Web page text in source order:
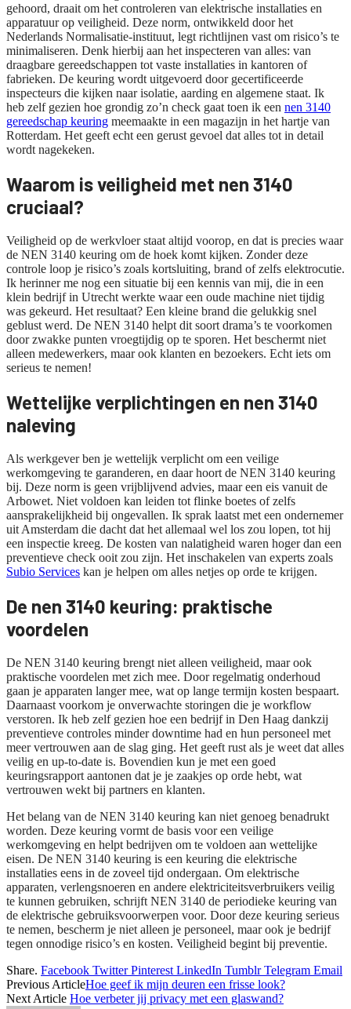
gehoord, draait om het controleren van elektrische installaties en
apparatuur op veiligheid. Deze norm, ontwikkeld door het
Nederlands Normalisatie-instituut, legt richtlijnen vast om risico’s te
minimaliseren. Denk hierbij aan het inspecteren van alles: van
draagbare gereedschappen tot vaste installaties in kantoren of
fabrieken. De keuring wordt uitgevoerd door gecertificeerde
inspecteurs die kijken naar isolatie, aarding en algemene staat. Ik
heb zelf gezien hoe grondig zo’n check gaat toen ik een nen 3140
gereedschap keuring meemaakte in een magazijn in het hartje van
Rotterdam. Het geeft echt een gerust gevoel dat alles tot in detail
wordt nagekeken.
Waarom is veiligheid met nen 3140
cruciaal?
Veiligheid op de werkvloer staat altijd voorop, en dat is precies waar
de NEN 3140 keuring om de hoek komt kijken. Zonder deze
controle loop je risico’s zoals kortsluiting, brand of zelfs elektrocutie.
Ik herinner me nog een situatie bij een kennis van mij, die in een
klein bedrijf in Utrecht werkte waar een oude machine niet tijdig
was gekeurd. Het resultaat? Een kleine brand die gelukkig snel
geblust werd. De NEN 3140 helpt dit soort drama’s te voorkomen
door zwakke punten vroegtijdig op te sporen. Het beschermt niet
alleen medewerkers, maar ook klanten en bezoekers. Echt iets om
serieus te nemen!
Wettelijke verplichtingen en nen 3140
naleving
Als werkgever ben je wettelijk verplicht om een veilige
werkomgeving te garanderen, en daar hoort de NEN 3140 keuring
bij. Deze norm is geen vrijblijvend advies, maar een eis vanuit de
Arbowet. Niet voldoen kan leiden tot flinke boetes of zelfs
aansprakelijkheid bij ongevallen. Ik sprak laatst met een ondernemer
uit Amsterdam die dacht dat het allemaal wel los zou lopen, tot hij
een inspectie kreeg. De kosten van nalatigheid waren hoger dan een
preventieve check ooit zou zijn. Het inschakelen van experts zoals
Subio Services kan je helpen om alles netjes op orde te krijgen.
De nen 3140 keuring: praktische
voordelen
De NEN 3140 keuring brengt niet alleen veiligheid, maar ook
praktische voordelen met zich mee. Door regelmatig onderhoud
gaan je apparaten langer mee, wat op lange termijn kosten bespaart.
Daarnaast voorkom je onverwachte storingen die je workflow
verstoren. Ik heb zelf gezien hoe een bedrijf in Den Haag dankzij
preventieve controles minder downtime had en hun personeel met
meer vertrouwen aan de slag ging. Het geeft rust als je weet dat alles
veilig en up-to-date is. Bovendien kun je met een goed
keuringsrapport aantonen dat je je zaakjes op orde hebt, wat
vertrouwen wekt bij partners en klanten.
Het belang van de NEN 3140 keuring kan niet genoeg benadrukt
worden. Deze keuring vormt de basis voor een veilige
werkomgeving en helpt bedrijven om te voldoen aan wettelijke
eisen. De NEN 3140 keuring is een keuring die elektrische
installaties eens in de zoveel tijd ondergaan. Om elektrische
apparaten, verlengsnoeren en andere elektriciteitsverbruikers veilig
te kunnen gebruiken, schrijft NEN 3140 de periodieke keuring van
de elektrische gebruiksvoorwerpen voor. Door deze keuring serieus
te nemen, bescherm je niet alleen je personeel, maar ook je bedrijf
tegen onnodige risico’s en kosten. Veiligheid begint bij preventie.
Share. Facebook Twitter Pinterest LinkedIn Tumblr Telegram Email
Previous ArticleHoe geef ik mijn deuren een frisse look?
Next Article Hoe verbeter jij privacy met een glaswand?